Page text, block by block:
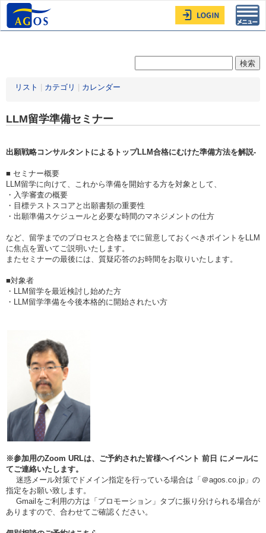
リスト カテゴリ カレンダー
LLM留学準備セミナー
出願戦略コンサルタントによるトップLLM合格にむけた準備方法を解説-
■ セミナー概要
LLM留学に向けて、これから準備を開始する方を対象として、
・入学審査の概要
・目標テストスコアと出願書類の重要性
・出願準備スケジュールと必要な時間のマネジメントの仕方
など、留学までのプロセスと合格までに留意しておくべきポイントをLLM
に焦点を置いてご説明いたします。
またセミナーの最後には、質疑応答のお時間をお取りいたします。
■対象者
・LLM留学を最近検討し始めた方
・LLM留学準備を今後本格的に開始されたい方
※参加用のZoom URLは、ご予約された皆様へイベント 前日 にメールに
てご連絡いたします。
迷惑メール対策でドメイン指定を行っている場合は「＠agos.co.jp」の
指定をお願い致します。
Gmailをご利用の方は「プロモーション」タブに振り分けられる場合が
ありますので、合わせてご確認ください。